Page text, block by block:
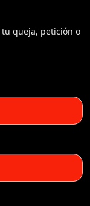
queja, petición o